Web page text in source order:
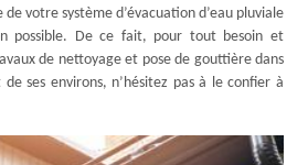
votre système d’évacuation d’eau pluviale
possible. De ce fait, pour tout besoin et
de nettoyage et pose de gouttière dans
de ses environs, n’hésitez pas à le confier à